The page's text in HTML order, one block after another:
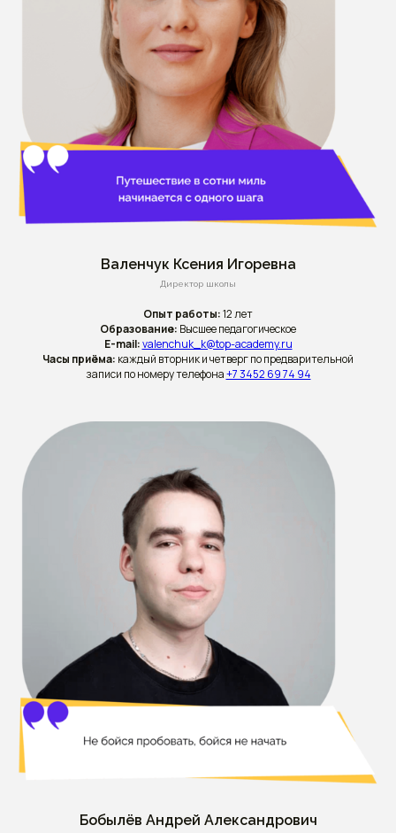
Валенчук Ксения Игоревна
Директор школы
Опыт работы:12 лет
Образование: Высшее педагогическое
E-mail:valenchuk_k@top-academy.ru
Часы приёма: каждый вторник и четверг по предварительной
записи по номеру телефона+7 3452 69 74 94
Бобылёв Андрей Александрович